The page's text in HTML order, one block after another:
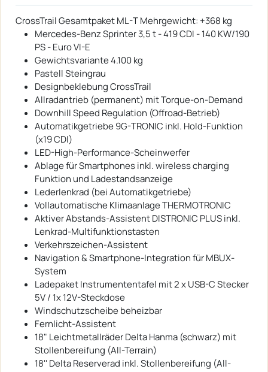
CrossTrail Gesamtpaket ML-T Mehrgewicht: +368 kg
Mercedes-Benz Sprinter 3,5 t - 419 CDI - 140 KW/190
PS - Euro VI-E
Gewichtsvariante 4.100 kg
Pastell Steingrau
Designbeklebung CrossTrail
Allradantrieb (permanent) mit Torque-on-Demand
Downhill Speed Regulation (Offroad-Betrieb)
Automatikgetriebe 9G-TRONIC inkl. Hold-Funktion
(x19 CDI)
LED-High-Performance-Scheinwerfer
Ablage für Smartphones inkl. wireless charging
Funktion und Ladestandsanzeige
Lederlenkrad (bei Automatikgetriebe)
Vollautomatische Klimaanlage THERMOTRONIC
Aktiver Abstands-Assistent DISTRONIC PLUS inkl.
Lenkrad-Multifunktionstasten
Verkehrszeichen-Assistent
Navigation & Smartphone-Integration für MBUX-
System
Ladepaket Instrumententafel mit 2 x USB-C Stecker
5V / 1x 12V-Steckdose
Windschutzscheibe beheizbar
Fernlicht-Assistent
18" Leichtmetallräder Delta Hanma (schwarz) mit
Stollenbereifung (All-Terrain)
18'' Delta Reserverad inkl. Stollenbereifung (All-